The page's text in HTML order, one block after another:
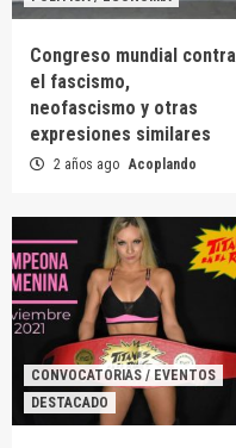
Congreso mundial contra
el fascismo,
neofascismo y otras
expresiones similares
2 años ago Acoplando
CONVOCATORIAS / EVENTOS
DESTACADO